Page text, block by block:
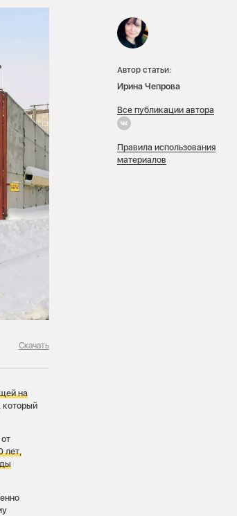
Скачать
на
который
лет,
Автор статьи:
Ирина Чепрова
Все публикации автора
Правила использования
материалов